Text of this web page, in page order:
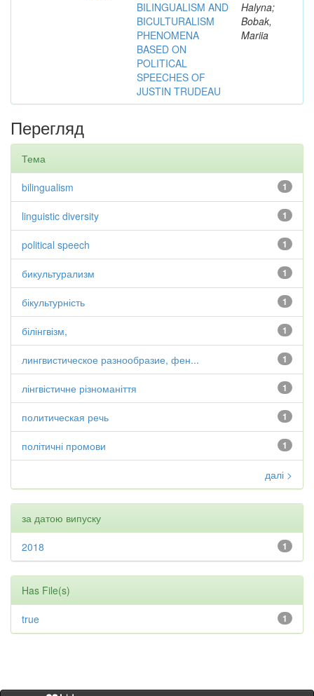
BILINGUALISM AND
BICULTURALISM
PHENOMENA
BASED ON
POLITICAL
SPEECHES OF
JUSTIN TRUDEAU
Halyna;
Bobak,
Mariia
Перегляд
Тема
1
bilingualism
1
linguistic diversity
1
political speech
1
бикультурализм
1
бікультурність
1
білінгвізм,
1
лингвистическое разнообразие, фен...
1
лінгвістичне різноманіття
1
политическая речь
1
політичні промови
далі >
за датою випуску
1
2018
Has File(s)
1
true